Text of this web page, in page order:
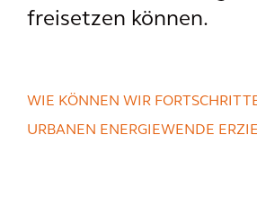
freisetzen können.
WIE KÖNNEN WIR
URBANEN ENERGIEWENDE